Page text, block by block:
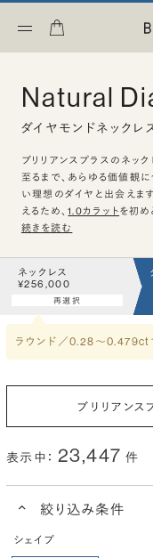
Natural
ダイヤモンドネック
ブリリアンスプラスのネッ
至るまで、あらゆる価値観
い理想のダイヤと出会えま
えるため、1.0カラットを初め
続きを読む
ネックレス
¥256,000
再選択
ラウンド／0.28〜0.479ct
ブリリアンス
表示中： 23,447 件
絞り込み条件
シェイプ